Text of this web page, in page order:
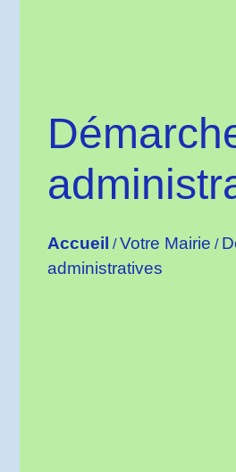
Accueil /Votre Mairie /
administratives